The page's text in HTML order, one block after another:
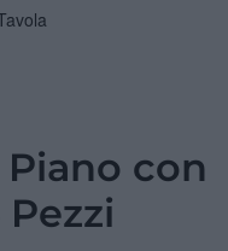
Piano con